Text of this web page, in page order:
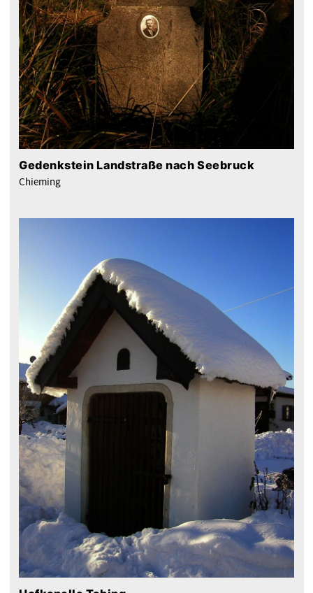
Gedenkstein Landstraße nach Seebruck
Chieming